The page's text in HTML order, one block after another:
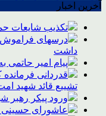
آخرین اخبار
تکذیب شایعات
درسهای
داشت
پیام امیر حاتمی
قدردانی
تشییع قائد شهید
ورود پیکر رهبر
عاشورای حسینی